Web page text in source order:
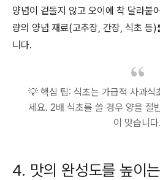
양념이 겉돌지 않고 오이에 착 달라붙
량의 양념 재료(고추장, 간장, 식초 등
니다.
💡 핵심 팁: 식초는 가급적 사과식
세요. 2배 식초를 쓸 경우 양을 절
이 맞습니다.
4. 맛의 완성도를 높이